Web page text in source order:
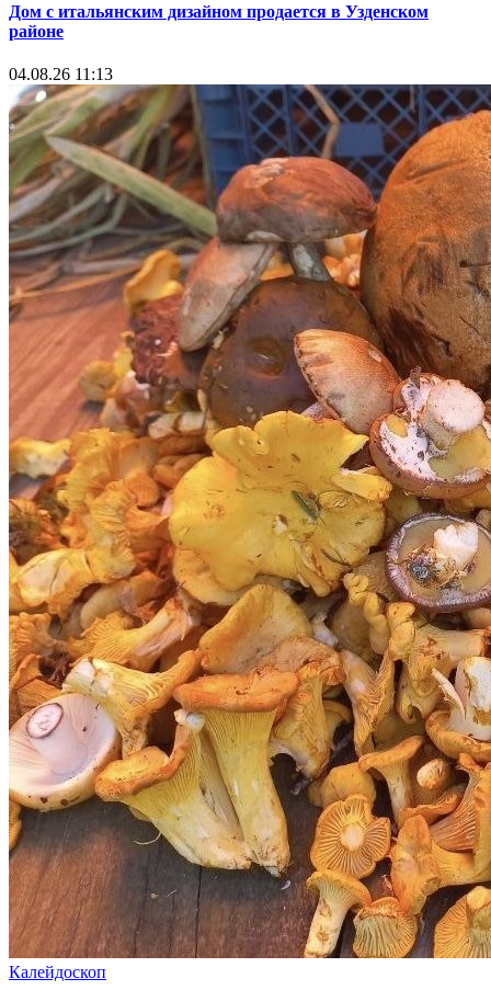
Дом с итальянским дизайном продается в Узденском
районе
04.08.26 11:13
Калейдоскоп